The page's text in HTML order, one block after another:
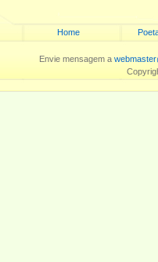
Home
Envie mensagem a